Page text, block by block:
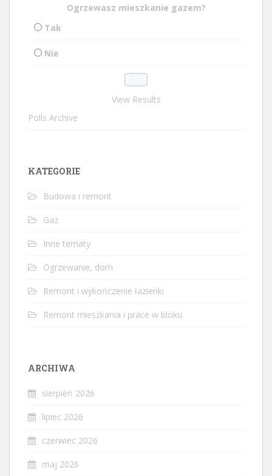
Ogrzewasz mieszkanie gazem?
Tak
Nie
View Results
Polls Archive
KATEGORIE
Budowa i remont
Gaz
Inne tematy
Ogrzewanie, dom
Remont i wykończenie łazienki
Remont mieszkania i prace w bloku
ARCHIWA
sierpień 2026
lipiec 2026
czerwiec 2026
maj 2026